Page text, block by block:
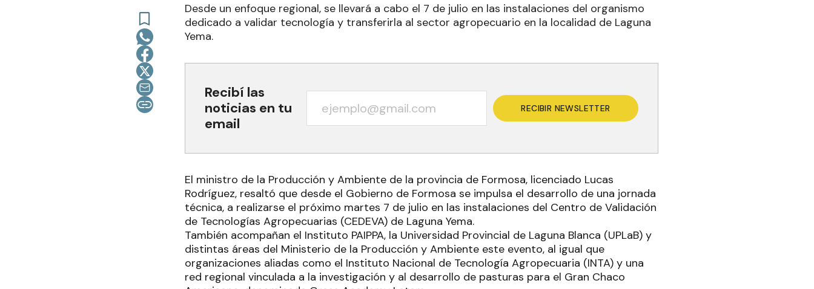
Desde un enfoque regional, se llevará a cabo el 7 de julio en las instalaciones del organismo
dedicado a validar tecnología y transferirla al sector agropecuario en la localidad de Laguna
Yema.
Recibí las
noticias en tu
email
RECIBIR NEWSLETTER
El ministro de la Producción y Ambiente de la provincia de Formosa, licenciado Lucas
Rodríguez, resaltó que desde el Gobierno de Formosa se impulsa el desarrollo de una jornada
técnica, a realizarse el próximo martes 7 de julio en las instalaciones del Centro de Validación
de Tecnologías Agropecuarias (CEDEVA) de Laguna Yema.
También acompañan el Instituto PAIPPA, la Universidad Provincial de Laguna Blanca (UPLaB) y
distintas áreas del Ministerio de la Producción y Ambiente este evento, al igual que
organizaciones aliadas como el Instituto Nacional de Tecnología Agropecuaria (INTA) y una
red regional vinculada a la investigación y al desarrollo de pasturas para el Gran Chaco